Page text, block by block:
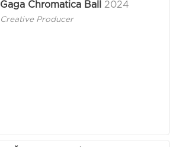
Gaga Chromatica Ball 2024
Creative Producer